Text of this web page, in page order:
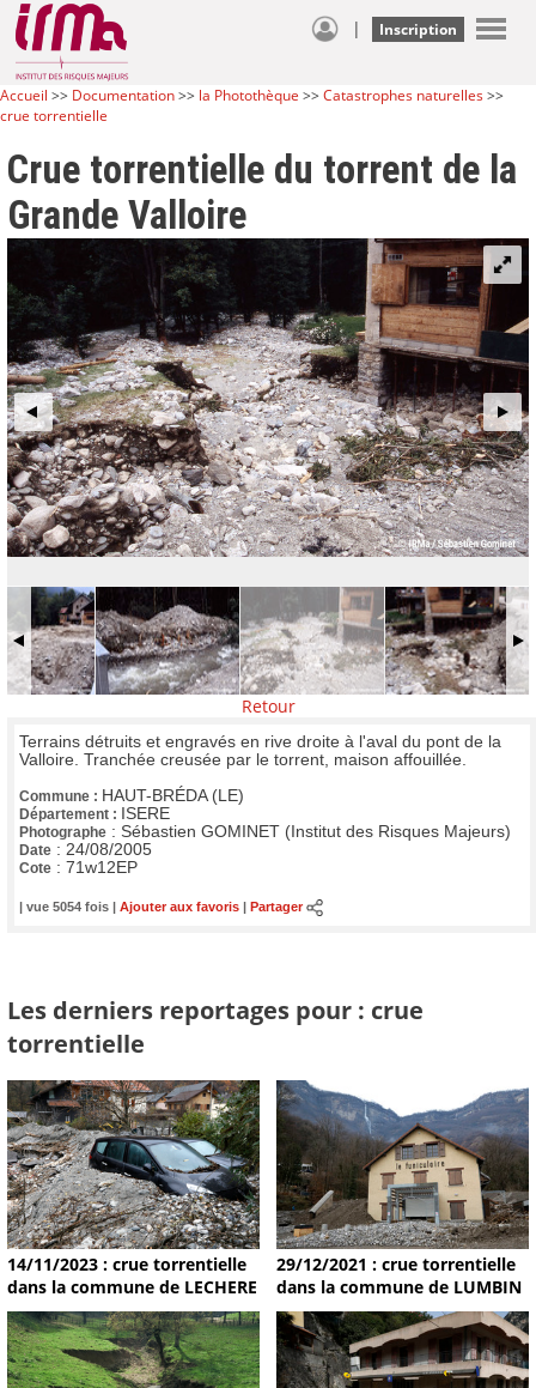
| Inscription
Accueil >> Documentation>> la Photothèque >>Catastrophes naturelles>>
crue torrentielle
Crue torrentielle du torrent de la
Grande Valloire
Retour
Terrains détruits et engravés en rive droite à l'aval du pont de la
Valloire. Tranchée creusée par le torrent, maison affouillée.
Commune : HAUT-BRÉDA (LE)
Département : ISERE
Photographe : Sébastien GOMINET (Institut des Risques Majeurs)
Date : 24/08/2005
Cote : 71w12EP
| vue 5054 fois | Ajouter aux favoris Partager
Les derniers reportages pour : crue
torrentielle
14/11/2023 : crue torrentielle
dans la commune de LECHERE
29/12/2021 : crue torrentielle
dans la commune de LUMBIN